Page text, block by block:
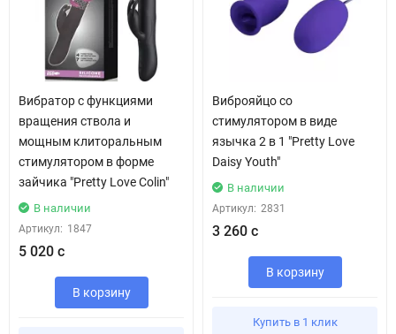
Вибратор с функциями
вращения ствола и
мощным клиторальным
стимулятором в форме
зайчика "Pretty Love Colin"
В наличии
Артикул: 1847
5 020 с
В корзину
Виброяйцо со
стимулятором в виде
язычка 2 в 1 "Pretty Love
Daisy Youth"
В наличии
Артикул: 2831
3 260 с
В корзину
Купить в 1 клик